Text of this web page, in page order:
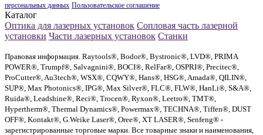
персональных данных Пользовательское соглашение
Каталог
Оптика для лазерных установок Сопловая часть лазерной
установки Части лазерных установок Станки
Правовая информация. Raytools®, Bodor®, Bystronic®, LVD®, PRIMA
POWER®, Trumpf®, Salvagnini®, BOCI®, RelFar®, OSPRI®, Precitec®,
ProCutter®, Au3tech®, WSX®, CQWY®, Hans®, HSG®, Amada®, QILIN®,
SUP®, Max Photonics®, IPG®, Max Silver®, FLC®, FLW®, HanLi®, S&A®,
Ruida®, Leadshine®, Reci®, Trocen®, Ryxon®, Leetro®, TMT®,
Hypertherm®, Thermal Dynamics®, Powermax®, TECHNA®, Tiffen®, DUST
OFF®, Kontakt®, G.Weike Laser®, Oree®, XT LASER®, Senfeng® -
зарегистрированные торговые марки. Все товарные знаки и наименования,